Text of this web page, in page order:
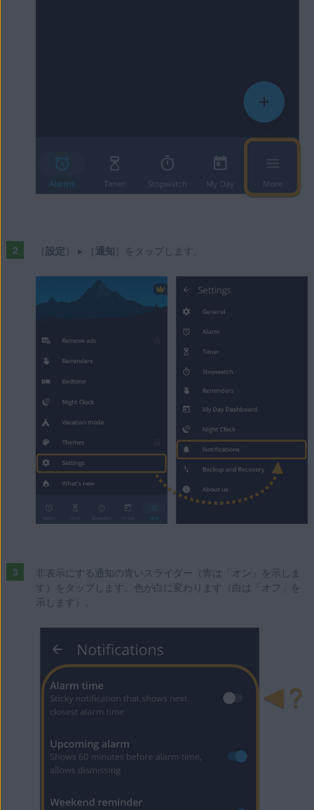
設定 ］ ▸ ［ 通知 ］をタップします。
非表示にする通知の青いスライダー（青は「オン」を示しま
す）をタップします。色が白に変わります（白は「オフ」を
示します）。